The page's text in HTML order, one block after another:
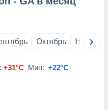
Октябрь Ноябрь
+31°C Мин: +22°C